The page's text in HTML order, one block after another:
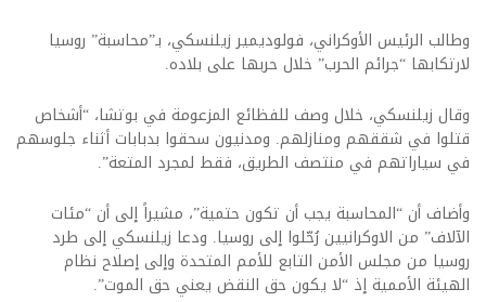
وطالب الرئيس الأوكراني، فولوديمير زيلنسكي، بـ”محاسبة” روسيا
لارتكابها “جرائم الحرب” خلال حربها على بلاده.
وقال زيلنسكي، خلال وصف للفظائع المزعومة في بوتشا، “أشخاص
قتلوا في شققهم ومنازلهم. ومدنيون سحقوا بدبابات أثناء جلوسهم
في سياراتهم في منتصف الطريق، فقط لمجرد المتعة”.
وأضاف أن “المحاسبة يجب أن تكون حتمية”، مشيراً إلى أن “مئات
الآلاف” من الاوكرانيين رُحّلوا إلى روسيا. ودعا زيلنسكي إلى طرد
روسيا من مجلس الأمن التابع للأمم المتحدة وإلى إصلاح نظام
الهيئة الأممية إذ “لا يكون حق النقض يعني حق الموت”.